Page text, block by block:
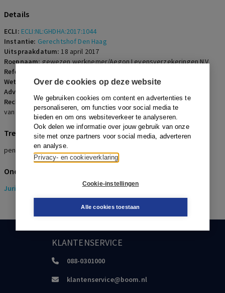
Over de cookies op deze website
We gebruiken cookies om content en advertenties te
personaliseren, om functies voor social media te
bieden en om ons websiteverkeer te analyseren.
Ook delen we informatie over jouw gebruik van onze
site met onze partners voor social media, adverteren
en analyse.
Privacy- en cookieverklaring
Cookie-instellingen
Alle cookies toestaan
Details
ECLI: ECLI:NL:GHDHA:2017:1044
Instantie: Gerechtshof Den Haag
Uitspraakdatum:18 april 2017
Roepnaam:gewezen werknemer/Aegon Levensverzekeringen N.V.
Referentienummer:
Wetsartikelen: Pensioenwet, 6:253 BW
Advocaten:
Rechters:J.M.T. van der Hoeven-Oud, A.G. van Marwijk Kooy en J.M.
van der Ven
Trefwoorden
pensioenrecht, uitlatingen, waardeoverdracht, indexering
Onderwerpen
Juridisch > Pensioenrecht
KLANTENSERVICE
088-0301000
klantenservice@boom.nl